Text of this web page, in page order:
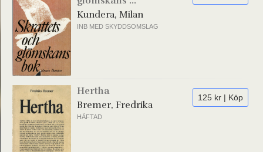
Kundera, Milan
INB MED SKYDDSOMSLAG
125 kr | Köp
Hertha
Bremer, Fredrika
HÄFTAD